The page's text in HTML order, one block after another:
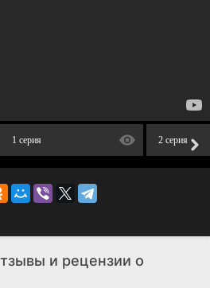
1 серия 2 серия
и рецензии о